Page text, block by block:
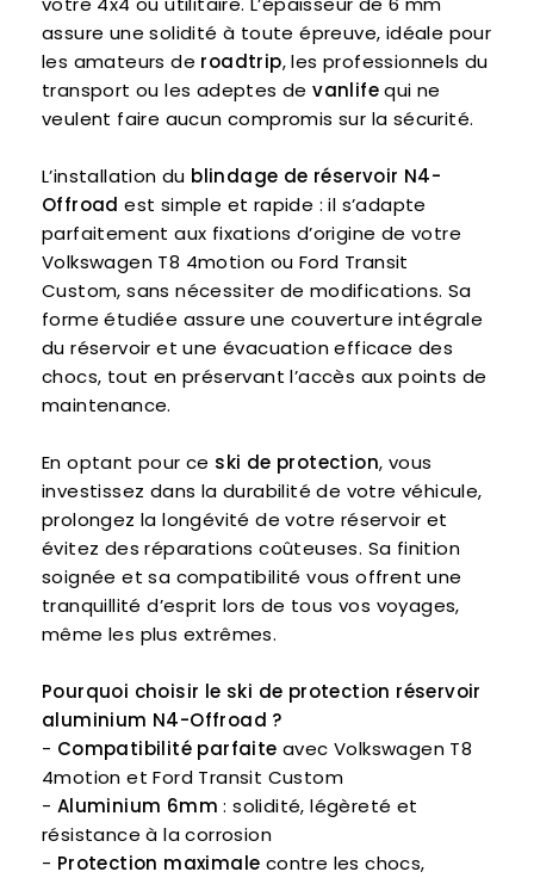
assure une solidité à toute épreuve, idéale pour
les amateurs de roadtrip, les professionnels du
transport ou les adeptes devanlifequi ne
veulent faire aucun compromis sur la sécurité.
L’installation du blindage de réservoir N4-
Offroad est simple et rapide : il s’adapte
parfaitement aux fixations d’origine de votre
Volkswagen T8 4motion ou Ford Transit
Custom, sans nécessiter de modifications. Sa
forme étudiée assure une couverture intégrale
du réservoir et une évacuation efficace des
chocs, tout en préservant l’accès aux points de
maintenance.
En optant pour ce ski de protection, vous
investissez dans la durabilité de votre véhicule,
prolongez la longévité de votre réservoir et
évitez des réparations coûteuses. Sa finition
soignée et sa compatibilité vous offrent une
tranquillité d’esprit lors de tous vos voyages,
même les plus extrêmes.
Pourquoi choisir le ski de protection réservoir
aluminium N4-Offroad ?
- Compatibilité parfaite avec Volkswagen T8
4motion et Ford Transit Custom
- Aluminium 6mm : solidité, légèreté et
résistance à la corrosion
- Protection maximale contre les chocs,